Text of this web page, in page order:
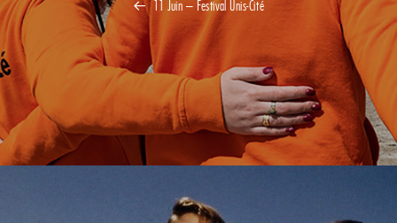
11 Juin – Festival Unis-Cité